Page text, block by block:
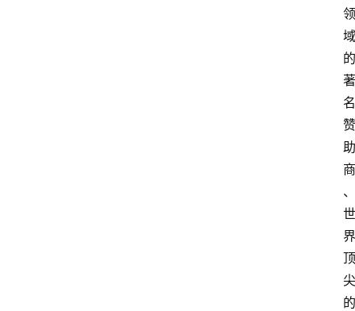
领
域
的
著
名
赞
助
商
、
世
界
顶
尖
的